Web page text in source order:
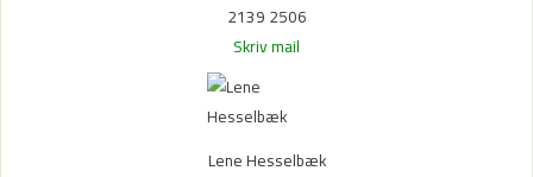
2139 2506
Skriv mail
Lene Hesselbæk